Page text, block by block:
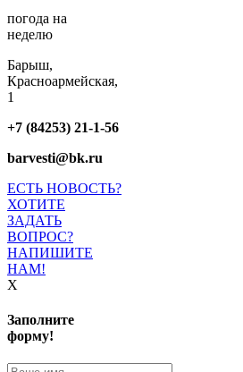
погода на
неделю
Барыш,
Красноармейская,
1
+7 (84253) 21-1-56
barvesti@bk.ru
ЕСТЬ НОВОСТЬ?
ХОТИТЕ
ЗАДАТЬ
ВОПРОС?
НАПИШИТЕ
НАМ!
X
Заполните
форму!